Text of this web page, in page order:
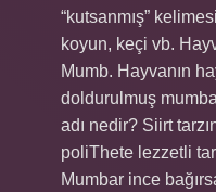
“kutsanmış”
koyun, keçi vb.
Mumb. Hayvanın
doldurulmuş
adı nedir? Siirt
poliThete lezzetli
Mumbar ince